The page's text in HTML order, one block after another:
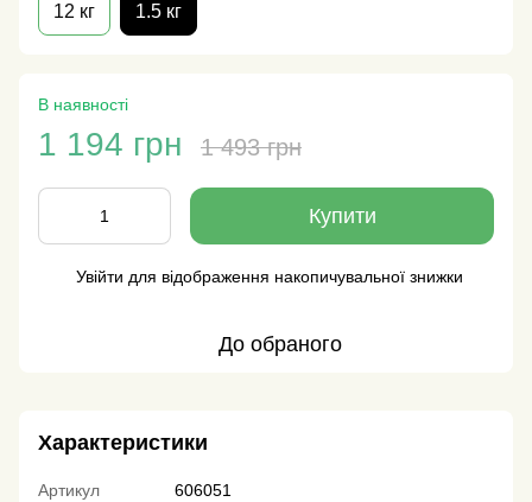
12 кг 1.5 кг
В наявності
1 194 грн 1 493 грн
Купити
Увійти для відображення накопичувальної знижки
До обраного
Характеристики
Артикул
606051